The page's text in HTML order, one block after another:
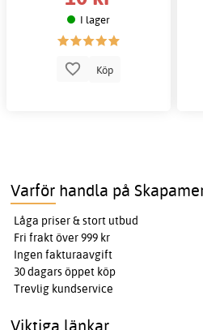
I lager
Köp
Varför handla på
Låga priser & stort utbud
Fri frakt över 999 kr
Ingen fakturaavgift
30 dagars öppet köp
Trevlig kundservice
Viktiga länkar